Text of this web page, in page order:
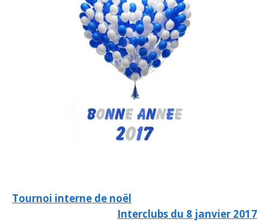
Tournoi interne de noël
Interclubs du 8 janvier 2017